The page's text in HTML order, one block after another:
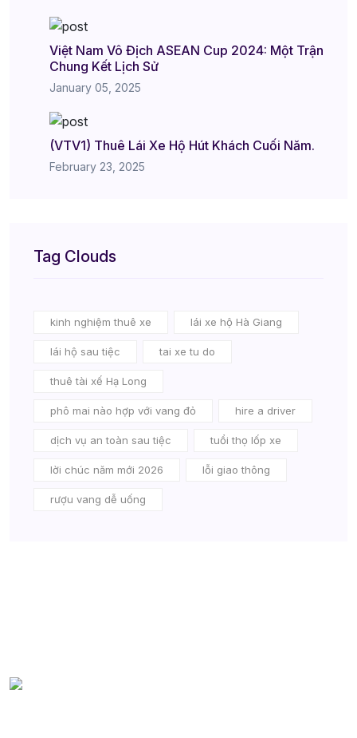
Việt Nam Vô Địch ASEAN Cup 2024: Một Trận
Chung Kết Lịch Sử
January 05, 2025
(VTV1) Thuê Lái Xe Hộ Hút Khách Cuối Năm.
February 23, 2025
Tag Clouds
kinh nghiệm thuê xe lái xe hộ Hà Giang
lái hộ sau tiệc tai xe tu do
thuê tài xế Hạ Long
phô mai nào hợp với vang đỏ hire a driver
dịch vụ an toàn sau tiệc tuổi thọ lốp xe
lời chúc năm mới 2026 lỗi giao thông
rượu vang dễ uống